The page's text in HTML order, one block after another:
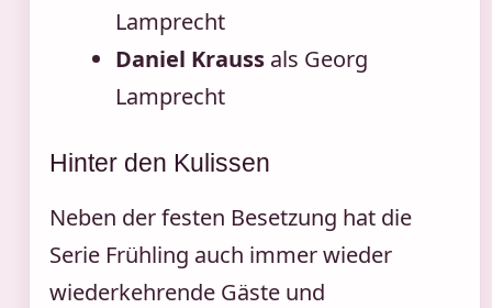
Lamprecht
Daniel Krauss als Georg
Lamprecht
Hinter den Kulissen
Neben der festen Besetzung hat die
Serie Frühling auch immer wieder
wiederkehrende Gäste und